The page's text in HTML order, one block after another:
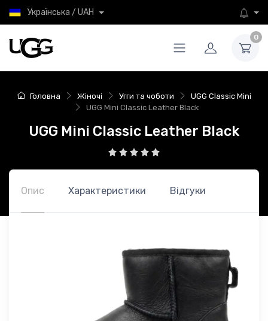
Українська / UAH
0
Головна Жіночі Угги та чоботи
UGG Classic Mini
UGG Mini Classic Leather Black
UGG Mini Classic Leather Black
Опис Характеристики Відгуки